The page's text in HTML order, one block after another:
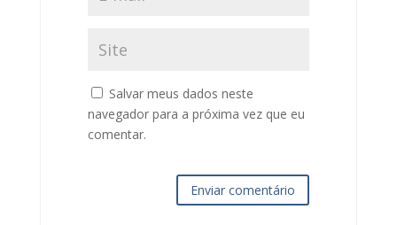
Salvar meus dados neste
navegador para a próxima vez que eu
comentar.
Enviar comentário